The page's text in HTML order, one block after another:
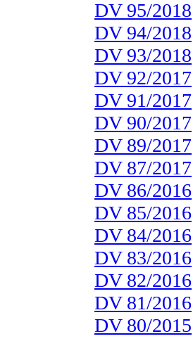
DV 95/2018
DV 94/2018
DV 93/2018
DV 92/2017
DV 91/2017
DV 90/2017
DV 89/2017
DV 87/2017
DV 86/2016
DV 85/2016
DV 84/2016
DV 83/2016
DV 82/2016
DV 81/2016
DV 80/2015